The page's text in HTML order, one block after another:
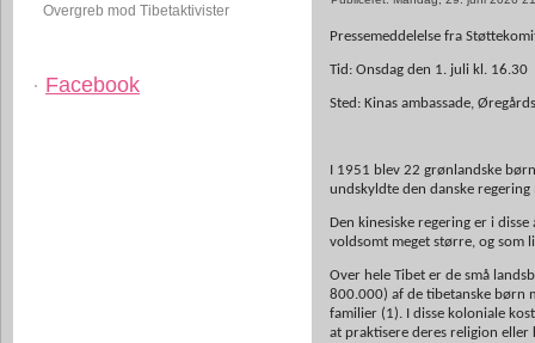
Overgreb mod Tibetaktivister
Facebook
Pressemeddelelse fra
Tid: Onsdag den 1. juli kl. 16.30
Sted: Kinas ambassade,
I 1951 blev 22 grønlandske
undskyldte den danske
Den kinesiske regering er i
voldsomt meget større, og som
Over hele Tibet er de små
800.000) af de tibetanske børn
familier (1). I disse koloniale
at praktisere deres religion